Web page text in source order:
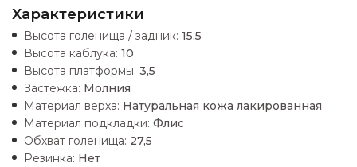
Характеристики
Высота голенища / задник: 15,5
Высота каблука: 10
Высота платформы: 3,5
Застежка: Молния
Материал верха: Натуральная кожа лакированная
Материал подкладки: Флис
Обхват голенища: 27,5
Резинка: Нет